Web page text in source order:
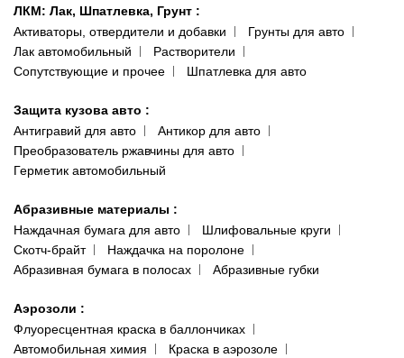
ЛКМ: Лак, Шпатлевка, Грунт :
Активаторы, отвердители и добавки
Грунты для авто
Лак автомобильный
Растворители
Сопутствующие и прочее
Шпатлевка для авто
Защита кузова авто :
Антигравий для авто
Антикор для авто
Преобразователь ржавчины для авто
Герметик автомобильный
Абразивные материалы :
Наждачная бумага для авто
Шлифовальные круги
Скотч-брайт
Наждачка на поролоне
Абразивная бумага в полосах
Абразивные губки
Аэрозоли :
Флуоресцентная краска в баллончиках
Автомобильная химия
Краска в аэрозоле